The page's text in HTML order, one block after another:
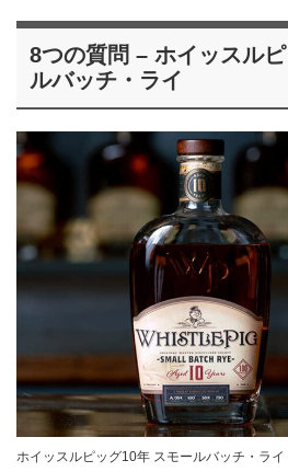
8つの質問 – ホイッスル
ルバッチ・ライ
ホイッスルピッグ10年 スモールバッチ・ライ